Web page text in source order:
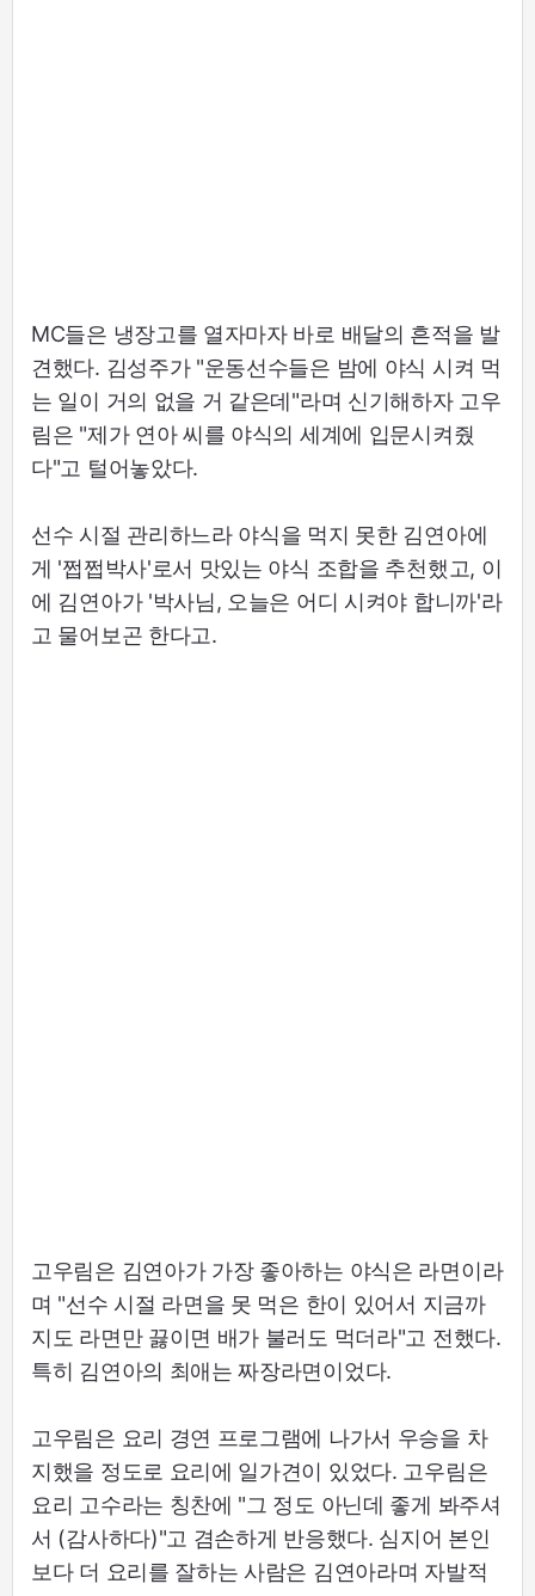
MC들은 냉장고를 열자마자 바로 배달의 흔적을 발
견했다. 김성주가 "운동선수들은 밤에 야식 시켜 먹
는 일이 거의 없을 거 같은데"라며 신기해하자 고우
림은 "제가 연아 씨를 야식의 세계에 입문시켜줬
다"고 털어놓았다.
선수 시절 관리하느라 야식을 먹지 못한 김연아에
게 '쩝쩝박사'로서 맛있는 야식 조합을 추천했고, 이
에 김연아가 '박사님, 오늘은 어디 시켜야 합니까'라
고 물어보곤 한다고.
고우림은 김연아가 가장 좋아하는 야식은 라면이라
며 "선수 시절 라면을 못 먹은 한이 있어서 지금까
지도 라면만 끓이면 배가 불러도 먹더라"고 전했다.
특히 김연아의 최애는 짜장라면이었다.
고우림은 요리 경연 프로그램에 나가서 우승을 차
지했을 정도로 요리에 일가견이 있었다. 고우림은
요리 고수라는 칭찬에 "그 정도 아닌데 좋게 봐주셔
서 (감사하다)"고 겸손하게 반응했다. 심지어 본인
보다 더 요리를 잘하는 사람은 김연아라며 자발적